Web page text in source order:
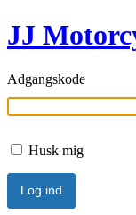
JJ
Adgangskode
Husk mig